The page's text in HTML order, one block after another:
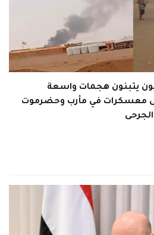
يتبنون هجمات واسعة
معسكرات في مأرب وحضرموت